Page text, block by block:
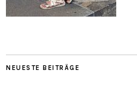
NEUESTE BEITRÄGE